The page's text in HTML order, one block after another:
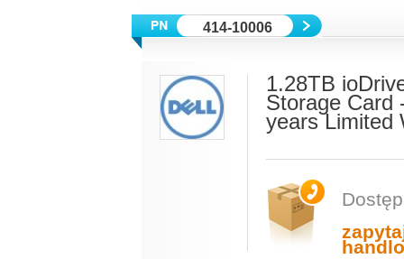
414-10006
1.28TB
Storage Card
years Limited